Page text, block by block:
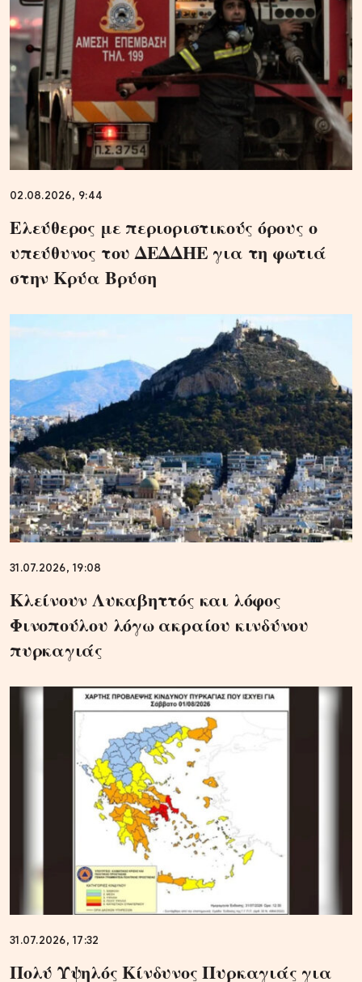
02.08.2026, 9:44
Ελεύθερος με περιοριστικούς όρους ο
υπεύθυνος του ΔΕΔΔΗΕ για τη φωτιά
στην Κρύα Βρύση
31.07.2026, 19:08
Κλείνουν Λυκαβηττός και λόφος
Φινοπούλου λόγω ακραίου κινδύνου
πυρκαγιάς
31.07.2026, 17:32
Πολύ Υψηλός Κίνδυνος Πυρκαγιάς για